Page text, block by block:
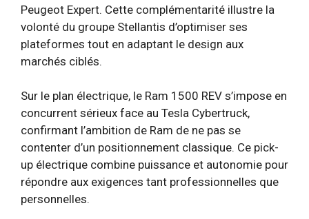
Peugeot Expert. Cette complémentarité illustre la
volonté du groupe Stellantis d’optimiser ses
plateformes tout en adaptant le design aux
marchés ciblés.
Sur le plan électrique, le Ram 1500 REV s’impose en
concurrent sérieux face au Tesla Cybertruck,
confirmant l’ambition de Ram de ne pas se
contenter d’un positionnement classique. Ce pick-
up électrique combine puissance et autonomie pour
répondre aux exigences tant professionnelles que
personnelles.